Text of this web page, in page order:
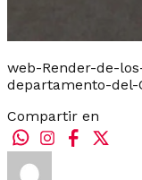
web-Render-de-
departamento-del-
Compartir en